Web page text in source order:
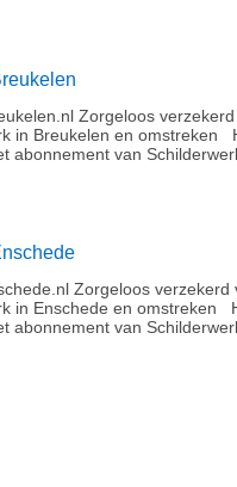
Zorgeloos
in Breukelen en omstreken
abonnement van
Zorgeloos verzekerd
in Enschede en omstreken
abonnement van